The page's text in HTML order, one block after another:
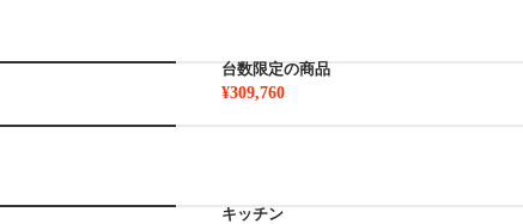
台数限定の商品
¥309,760
キッチン